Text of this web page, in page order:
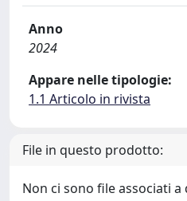
Anno
2024
Appare nelle tipologie:
1.1 Articolo in rivista
File in questo prodotto:
Non ci sono file associati